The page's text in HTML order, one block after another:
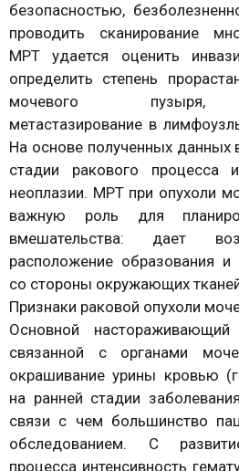
безопасностью,
проводить сканирование
МРТ удается оценить
определить степень
мочевого пузыря,
метастазирование в
На основе полученных
стадии ракового процесса и
неоплазии. МРТ при опухоли
важную роль для
вмешательства: дает
расположение образования и
со стороны окружающих
Признаки раковой опухоли
Основной
связанной с органами
окрашивание урины кровью
на ранней стадии
связи с чем большинство
обследованием. С
процесса интенсивность